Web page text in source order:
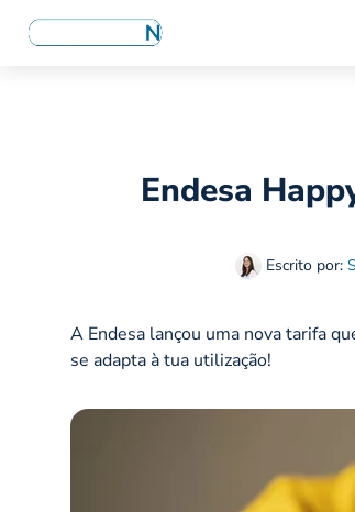
Endesa
Escrito por:
A Endesa lançou uma nova tarifa
se adapta à tua utilização!